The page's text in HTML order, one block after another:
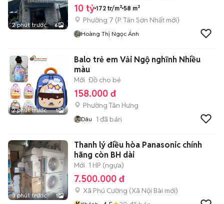
2 phút trước 6
10 tỷ 172 tr/m² 58 m²
Phường 7 (P. Tân Sơn Nhất mới)
Hoàng Thị Ngọc Ánh
2 phút trước 1
Balo trẻ em Vải Ngộ nghĩnh Nhiều
màu
Mới Đồ cho bé
158.000 đ
Phường Tân Hưng
Dâu 1 đã bán
3 phút trước 1
Thanh lý điều hòa Panasonic chính
hãng còn BH dài
Mới 1 HP (ngựa)
7.500.000 đ
Xã Phú Cường (Xã Nội Bài mới)